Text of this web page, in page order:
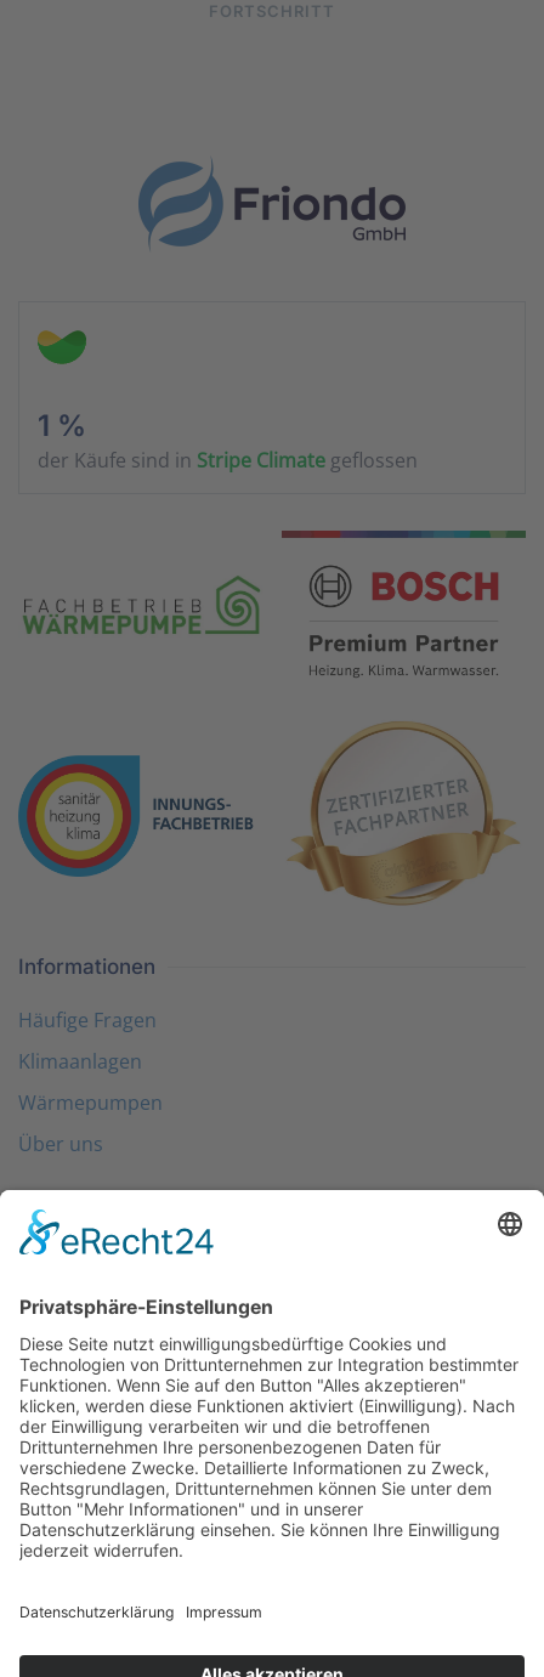
FORTSCHRITT
1 %
der Käufe sind in Stripe Climate geflossen
Informationen
Häufige Fragen
Klimaanlagen
Wärmepumpen
Über uns
Folgen Sie uns
Kontakt
0203 - 3965 710
info@friondo.de
Whatsapp
Mo - Fr von 8 - 17 Uhr
SCHREIBEN SIE UNS